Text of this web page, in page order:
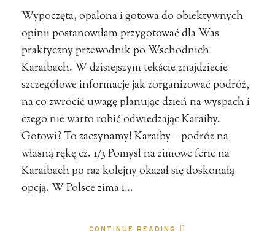
Wypoczęta, opalona i gotowa do obiektywnych
opinii postanowiłam przygotować dla Was
praktyczny przewodnik po Wschodnich
Karaibach. W dzisiejszym tekście znajdziecie
szczegółowe informacje jak zorganizować podróż,
na co zwrócić uwagę planując dzień na wyspach i
czego nie warto robić odwiedzając Karaiby.
Gotowi? To zaczynamy! Karaiby – podróż na
własną rękę cz. 1/3 Pomysł na zimowe ferie na
Karaibach po raz kolejny okazał się doskonałą
opcją. W Polsce zima i…
CONTINUE READING